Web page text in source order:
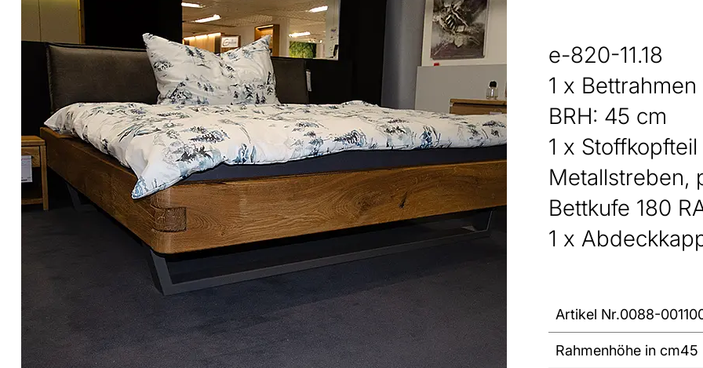
e-820-11.18
1 x
BRH: 45 cm
1 x
Metallstreben,
Bettkufe 180
1 x
Artikel Nr.0088-
Rahmenhöhe in cm45